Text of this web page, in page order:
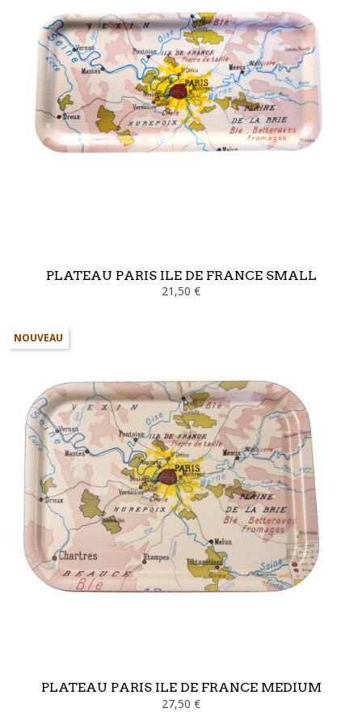
PLATEAU PARIS ILE DE FRANCE SMALL
21,50 €
PLATEAU PARIS ILE DE FRANCE MEDIUM
27,50 €
NOUVEAU